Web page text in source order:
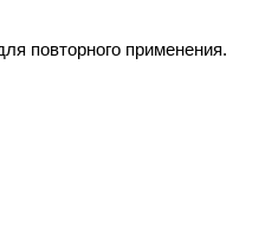
повторного применения.